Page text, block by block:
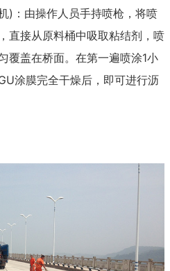
：由操作人员手持喷枪，将喷
直接从原料桶中吸取粘结剂，喷
覆盖在桥面。在第一遍喷涂1小
涂膜完全干燥后，即可进行沥